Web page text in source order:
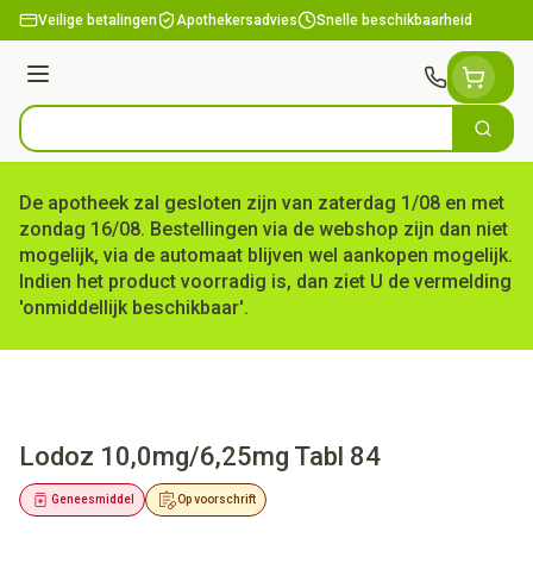
Ga naar de inhoud
Veilige betalingen Apothekersadvies Snelle beschikbaarheid
Menu
Product, merk, categorie... Zoek
De apotheek zal gesloten zijn van zaterdag 1/08 en met
zondag 16/08. Bestellingen via de webshop zijn dan niet
mogelijk, via de automaat blijven wel aankopen mogelijk.
Indien het product voorradig is, dan ziet U de vermelding
'onmiddellijk beschikbaar'.
Lodoz 10,0mg/6,25mg Tabl 84
Op voorschrift
Geneesmiddel